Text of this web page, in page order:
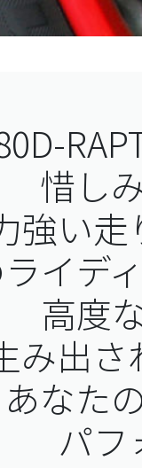
惜し
強い走
イデ
高度
み出さ
あなた
パフ